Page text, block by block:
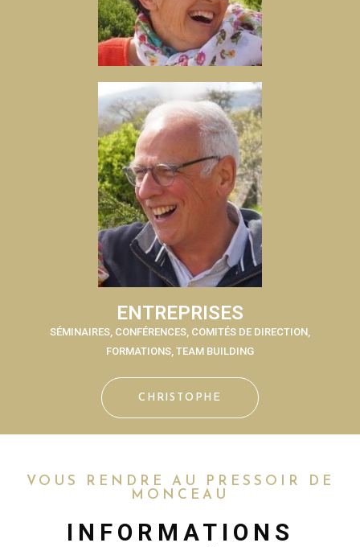
ENTREPRISES
SÉMINAIRES, CONFÉRENCES, COMITÉS DE DIRECTION,
FORMATIONS, TEAM BUILDING
CHRISTOPHE
VOUS RENDRE AU PRESSOIR DE
MONCEAU
INFORMATIONS